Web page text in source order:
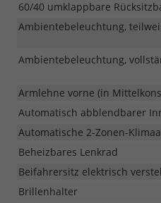
60/40 umklappbare
Ambientebeleuchtung,
Ambientebeleuchtung,
Armlehne vorne (in
Automatisch abblendbarer
Automatische 2-Zonen-
Beheizbares Lenkrad
Beifahrersitz elektrisch
Brillenhalter